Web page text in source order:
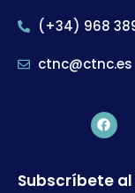
(+34) 968 389
ctnc@ctnc.es
Subscríbete